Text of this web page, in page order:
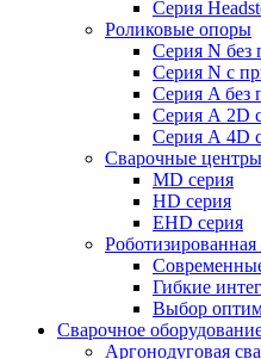
Серия
Роликовые опоры
Серия N без
Серия N с
Серия A без
Серия А 2D
Серия А 4D
Сварочные
MD серия
HD серия
EHD серия
Роботизированная
Гибкие
Выбор
Сварочное
Аргонодуговая